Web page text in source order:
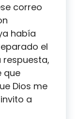
correo
había
el
respuesta,
que
Dios me
a